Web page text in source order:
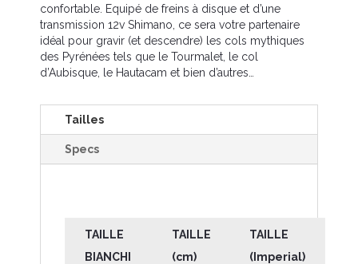
confortable. Equipé de freins à disque et d’une
transmission 12v Shimano, ce sera votre partenaire
idéal pour gravir (et descendre) les cols mythiques
des Pyrénées tels que le Tourmalet, le col
d’Aubisque, le Hautacam et bien d’autres…
Tailles
Specs
TAILLE
BIANCHI
TAILLE
(cm)
TAILLE
(Imperial)